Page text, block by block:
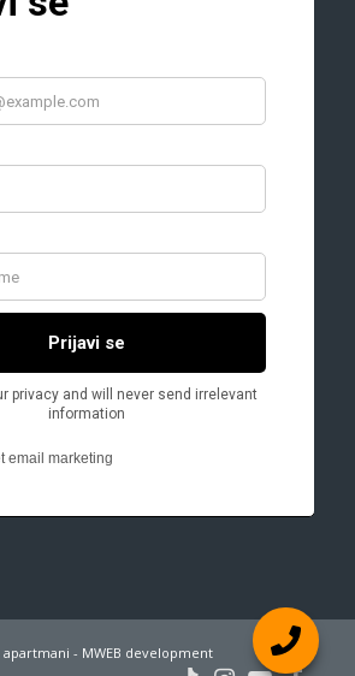
- MWEB development